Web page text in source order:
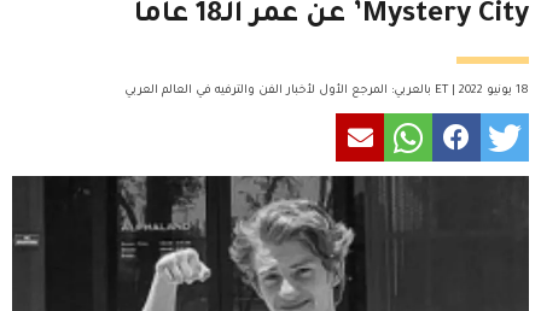
Mystery City’ عن عمر الـ18 عاماً
18 يونيو 2022 | ET بالعربي: المرجع الأول لأخبار الفن والترفيه في العالم العربي